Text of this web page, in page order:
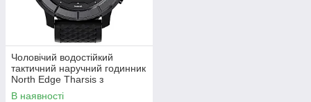
Чоловічий водостійкий
тактичний наручний годинник
North Edge Tharsis з
компасом Чорний
В наявності